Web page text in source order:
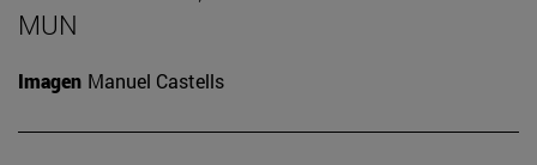
MUN
Imagen Manuel Castells